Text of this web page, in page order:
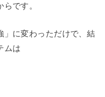
です。
」に変わっただけで、結
ムは